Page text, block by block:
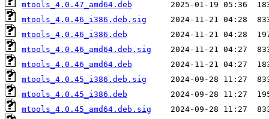
mtools_4.0.47_amd64.deb
mtools_4.0.46_i386.deb.sig
mtools_4.0.46_i386.deb
mtools_4.0.46_amd64.deb.sig
mtools_4.0.46_amd64.deb
mtools_4.0.45_i386.deb.sig
mtools_4.0.45_i386.deb
mtools_4.0.45_amd64.deb.sig